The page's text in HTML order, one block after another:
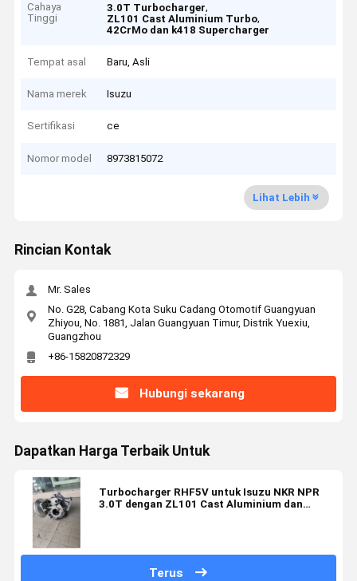
Cahaya
Tinggi
3.0T Turbocharger,
ZL101 Cast Aluminium Turbo,
42CrMo dan k418 Supercharger
Tempat asal Baru, Asli
Nama merek Isuzu
Sertifikasi ce
Nomor model 8973815072
Lihat Lebih
Rincian Kontak
Mr. Sales
No. G28, Cabang Kota Suku Cadang Otomotif Guangyuan
Zhiyou, No. 1881, Jalan Guangyuan Timur, Distrik Yuexiu,
Guangzhou
+86-15820872329
Hubungi sekarang
Dapatkan Harga Terbaik Untuk
Turbocharger RHF5V untuk Isuzu NKR NPR
3.0T dengan ZL101 Cast Aluminium dan
Terus